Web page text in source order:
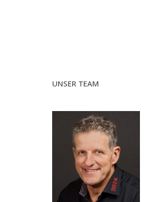
UNSER TEAM